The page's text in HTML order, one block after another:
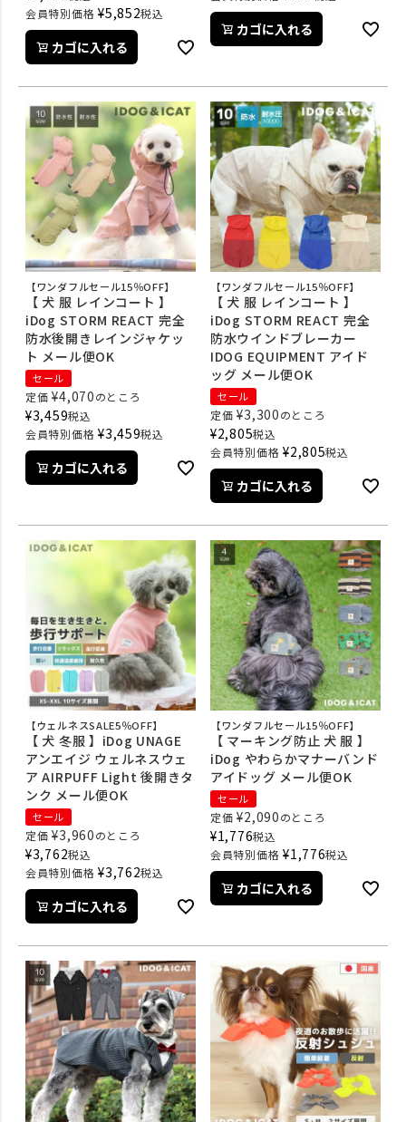
会員特別価格 ¥5,852税込
カゴに入れる
カゴに入れる
【ワンダフルセール15％OFF】
【 犬 服 レインコート 】
iDog STORM REACT 完全
防水後開きレインジャケッ
ト メール便OK
セール
定価 ¥4,070のところ
¥3,459税込
会員特別価格 ¥3,459税込
カゴに入れる
【ワンダフルセール15％OFF】
【 犬 服 レインコート 】
iDog STORM REACT 完全
防水ウインドブレーカー
IDOG EQUIPMENT アイド
ッグ メール便OK
セール
定価 ¥3,300のところ
¥2,805税込
会員特別価格 ¥2,805税込
カゴに入れる
【ウェルネスSALE5％OFF】
【 犬 冬服 】iDog UNAGE
アンエイジ ウェルネスウェ
ア AIRPUFF Light 後開きタ
ンク メール便OK
セール
定価 ¥3,960のところ
¥3,762税込
会員特別価格 ¥3,762税込
カゴに入れる
【ワンダフルセール15％OFF】
【 マーキング防止 犬 服 】
iDog やわらかマナーバンド
アイドッグ メール便OK
セール
定価 ¥2,090のところ
¥1,776税込
会員特別価格 ¥1,776税込
カゴに入れる